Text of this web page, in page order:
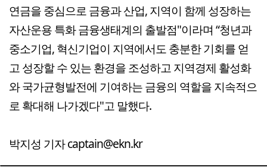
연금을 중심으로 금융과 산업, 지역이 함께 성장하는
자산운용 특화 금융생태계의 출발점"이라며 “청년과
중소기업, 혁신기업이 지역에서도 충분한 기회를 얻
고 성장할 수 있는 환경을 조성하고 지역경제 활성화
와 국가균형발전에 기여하는 금융의 역할을 지속적으
로 확대해 나가겠다"고 말했다.
박지성 기자 captain@ekn.kr